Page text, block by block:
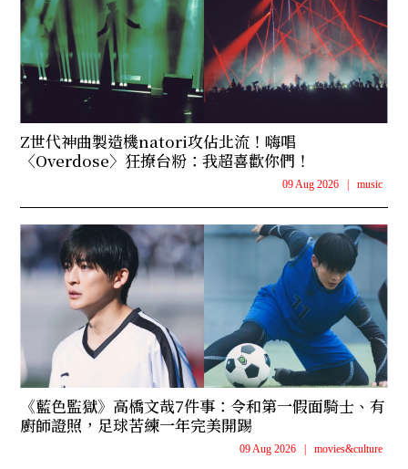
Z世代神曲製造機natori攻佔北流！嗨唱
〈Overdose〉狂撩台粉：我超喜歡你們！
09 Aug 2026 music
《藍色監獄》高橋文哉7件事：令和第一假面騎士、有
廚師證照，足球苦練一年完美開踢
09 Aug 2026 movies&culture